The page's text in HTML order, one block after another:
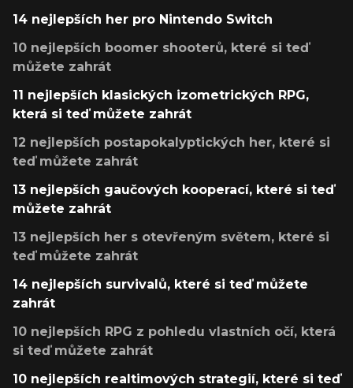
14 nejlepších her pro Nintendo Switch
10 nejlepších boomer shooterů, které si teď
můžete zahrát
11 nejlepších klasických izometrických RPG,
která si teď můžete zahrát
12 nejlepších postapokalyptických her, které si
teď můžete zahrát
13 nejlepších gaučových kooperací, které si teď
můžete zahrát
13 nejlepších her s otevřeným světem, které si
teď můžete zahrát
14 nejlepších survivalů, které si teď můžete
zahrát
10 nejlepších RPG z pohledu vlastních očí, která
si teď můžete zahrát
10 nejlepších realtimových strategií, které si teď